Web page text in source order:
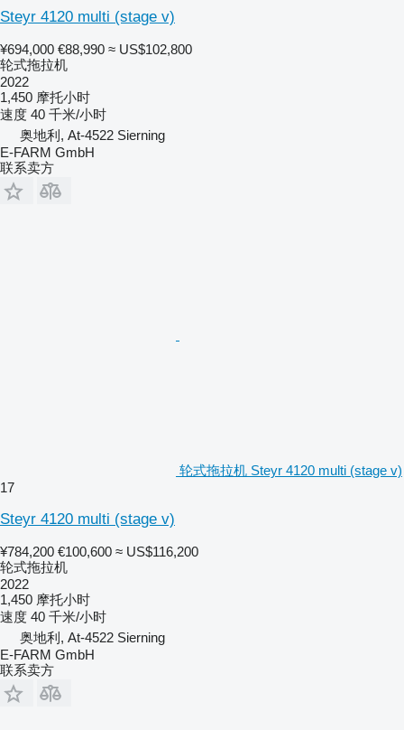
Steyr 4120 multi (stage v)
¥694,000 €88,990 ≈ US$102,800
轮式拖拉机
2022
1,450 摩托小时
速度 40 千米/小时
奥地利, At-4522 Sierning
E-FARM GmbH
联系卖方
轮式拖拉机 Steyr 4120 multi (stage v)
17
Steyr 4120 multi (stage v)
¥784,200 €100,600 ≈ US$116,200
轮式拖拉机
2022
1,450 摩托小时
速度 40 千米/小时
奥地利, At-4522 Sierning
E-FARM GmbH
联系卖方